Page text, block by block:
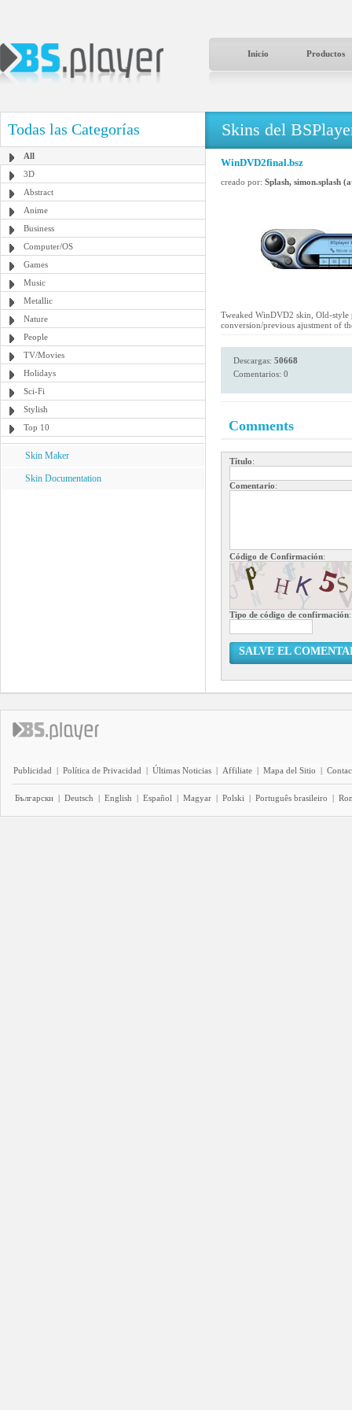
Inicio Productos
Todas las Categorías
All
3D
Abstract
Anime
Business
Computer/OS
Games
Music
Metallic
Nature
People
TV/Movies
Holidays
Sci-Fi
Stylish
Top 10
Skin Maker
Skin Documentation
Skins del
WinDVD2final.bsz
creado por: Splash, simon.splash
Tweaked WinDVD2 skin, Old-style
conversion/previous ajustment of
Descargas: 50668
Comentarios: 0
Comments
Título:
Comentario:
Código de Confirmación:
Tipo de código de confirmación:
SALVE EL
Publicidad | Política de Privacidad | Últimas Noticias | Affiliate | Mapa del Sitio |
Български | Deutsch | English | Español | Magyar | Polski | Português brasileiro |